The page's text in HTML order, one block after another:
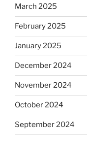
March 2025
February 2025
January 2025
December 2024
November 2024
October 2024
September 2024